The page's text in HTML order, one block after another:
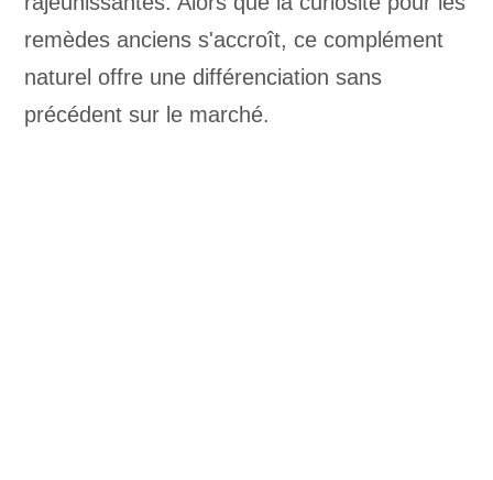
remèdes anciens s'accroît, ce complément
naturel offre une différenciation sans
précédent sur le marché.